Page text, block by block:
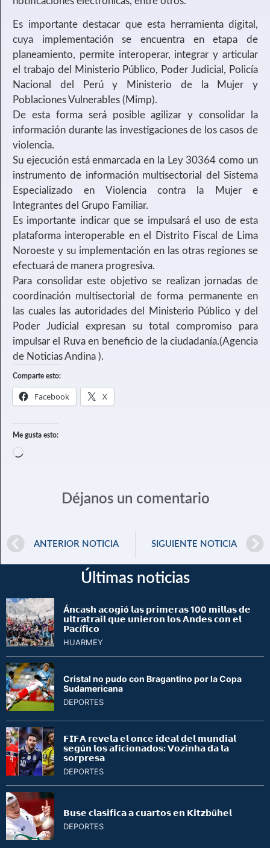
Es importante destacar que esta herramienta digital,
cuya implementación se encuentra en etapa de
planeamiento, permite interoperar, integrar y articular
el trabajo del Ministerio Público, Poder Judicial, Policía
Nacional del Perú y Ministerio de la Mujer y
Poblaciones Vulnerables (Mimp).
De esta forma será posible agilizar y consolidar la
información durante las investigaciones de los casos de
violencia.
Su ejecución está enmarcada en la Ley 30364 como un
instrumento de información multisectorial del Sistema
Especializado en Violencia contra la Mujer e
Integrantes del Grupo Familiar.
Es importante indicar que se impulsará el uso de esta
plataforma interoperable en el Distrito Fiscal de Lima
Noroeste y su implementación en las otras regiones se
efectuará de manera progresiva.
Para consolidar este objetivo se realizan jornadas de
coordinación multisectorial de forma permanente en
las cuales las autoridades del Ministerio Público y del
Poder Judicial expresan su total compromiso para
impulsar el Ruva en beneficio de la ciudadanía.(Agencia
de Noticias Andina ).
Comparte esto:
Facebook X
Me gusta esto:
Déjanos un comentario
ANTERIOR NOTICIA SIGUIENTE NOTICIA
Últimas noticias
Á𝗻𝗰𝗮𝘀𝗵 𝗮𝗰𝗼𝗴𝗶ó 𝗹𝗮𝘀 𝗽𝗿𝗶𝗺𝗲𝗿𝗮𝘀 100 𝗺𝗶𝗹𝗹𝗮𝘀 𝗱𝗲
𝘂𝗹𝘁𝗿𝗮𝘁𝗿𝗮𝗶𝗹 𝗾𝘂𝗲 𝘂𝗻𝗶𝗲𝗿𝗼𝗻 𝗹𝗼𝘀 𝗔𝗻𝗱𝗲𝘀 𝗰𝗼𝗻 𝗲𝗹
𝗣𝗮𝗰í𝗳𝗶𝗰𝗼
HUARMEY
Cristal no pudo con Bragantino por la Copa
Sudamericana
DEPORTES
𝗙𝗜𝗙𝗔 𝗿𝗲𝘃𝗲𝗹𝗮 𝗲𝗹 𝗼𝗻𝗰𝗲 𝗶𝗱𝗲𝗮𝗹 𝗱𝗲𝗹 𝗺𝘂𝗻𝗱𝗶𝗮𝗹
𝘀𝗲𝗴ú𝗻 𝗹𝗼𝘀 𝗮𝗳𝗶𝗰𝗶𝗼𝗻𝗮𝗱𝗼𝘀: 𝗩𝗼𝘇𝗶𝗻𝗵𝗮 𝗱𝗮 𝗹𝗮
𝘀𝗼𝗿𝗽𝗿𝗲𝘀𝗮
DEPORTES
𝗕𝘂𝘀𝗲 𝗰𝗹𝗮𝘀𝗶𝗳𝗶𝗰𝗮 𝗮 𝗰𝘂𝗮𝗿𝘁𝗼𝘀 𝗲𝗻 𝗞𝗶𝘁𝘇𝗯ü𝗵𝗲𝗹
DEPORTES